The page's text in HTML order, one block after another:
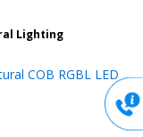
Lighting
COB RGBL LED